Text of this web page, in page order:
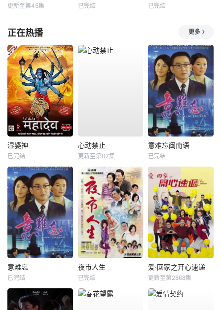
更新至第45集 已完结 已完结
正在热播 更多
湿婆神
已完结
心动禁止
更新至第07集
意难忘闽南语
已完结
意难忘
已完结
夜市人生
已完结
爱·回家之开心速递
更新至第2868集